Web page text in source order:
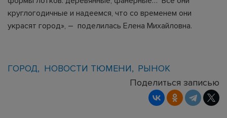
круглогодичные и надеемся, что со временем они
украсят город», – поделилась Елена Михайловна.
ГОРОД НОВОСТИ ТЮМЕНИ
РЫНОК
Поделиться записью